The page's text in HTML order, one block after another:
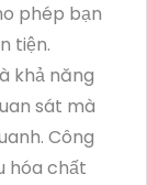
phép bạn
tiện.
khả năng
sát mà
Công
hóa chất